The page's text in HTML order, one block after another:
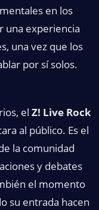
en los
una experiencia
una vez que los
por sí solos.
el Z! Live Rock
al público. Es el
la comunidad
y debates
el momento
su entrada hacen